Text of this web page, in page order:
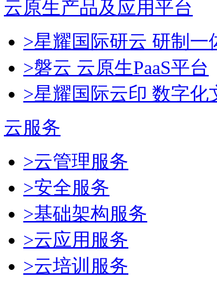
云原生产品及应用平台
>星耀国际研云 研制
>磐云 云原生PaaS平台
>星耀国际云印 数字化
云服务
>云管理服务
>安全服务
>基础架构服务
>云应用服务
>云培训服务